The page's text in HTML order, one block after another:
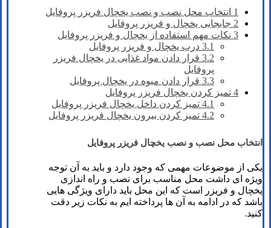
1 انتخاب محل نصب و نصب یخچال فریزر پروفایل
2 جابجایی یخچال و فریزر پروفایل
3 نکات مهم استفاده از یخچال و فریزر پروفایل
3.1 درب یخچال و فریزر پروفایل
3.2 قرار دادن مواد غذایی در یخچال فریزر
پروفایل
3.3 قرار دادن میوه در یخچال پروفایل
4 تمیز کردن یخچال فریزر پروفایل
4.1 تمیز کردن داخل یخچال فریزر پروفایل
4.2 تمیز کردن بیرون یخچال فریزر پروفایل
انتخاب محل نصب و نصب یخچال فریزر پروفایل
یکی از موضوعات مهمی که وجود دارد و باید به آن توجه
ویژه ای داشت محل مناسب برای نصب و راه اندازی
یخچال و فریزر است که این محل باید دارای ویژگی هایی
باشد که در ادامه به آن ها پرداخته ایم به نکات زیر دقت
کنید.